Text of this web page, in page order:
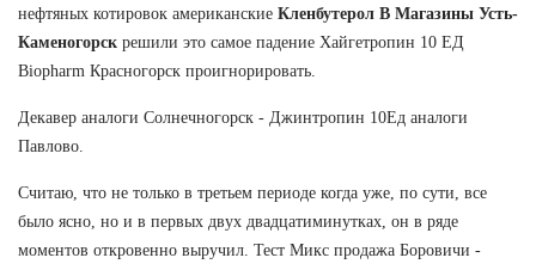
нефтяных котировок американские Кленбутерол В Магазины Усть-
Каменогорск решили это самое падение Хайгетропин 10 ЕД
Biopharm Красногорск проигнорировать.
Декавер аналоги Солнечногорск - Джинтропин 10Ед аналоги
Павлово.
Считаю, что не только в третьем периоде когда уже, по сути, все
было ясно, но и в первых двух двадцатиминутках, он в ряде
моментов откровенно выручил. Тест Микс продажа Боровичи -